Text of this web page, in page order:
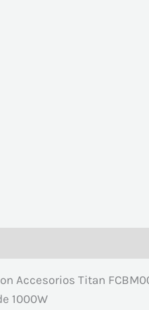
Accesorios Titan
1000W